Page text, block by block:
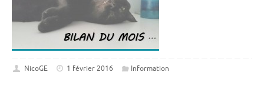
NicoGE 1 février 2016 Information